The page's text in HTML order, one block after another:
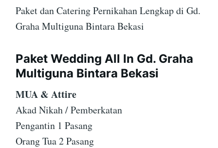
Paket dan Catering Pernikahan Lengkap di Gd.
Graha Multiguna Bintara Bekasi
Paket Wedding All In Gd. Graha
Multiguna Bintara Bekasi
MUA & Attire
Akad Nikah / Pemberkatan
Pengantin 1 Pasang
Orang Tua 2 Pasang